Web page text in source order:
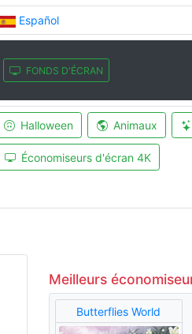
Español
FONDS D'ÉCRAN
Halloween Animaux
Économiseurs d'écran 4K
Meilleurs
Butterflies World